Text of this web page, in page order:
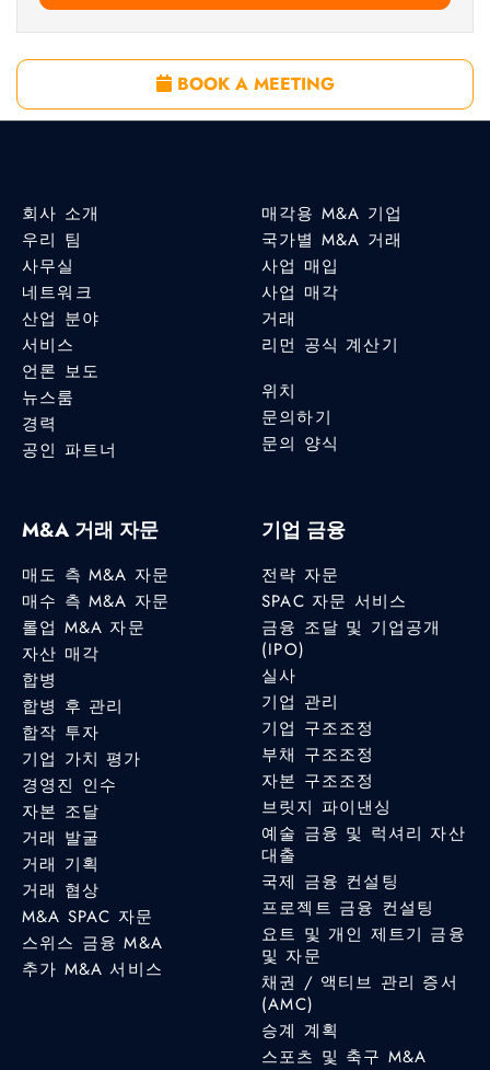
BOOK A MEETING
회사 소개
우리 팀
사무실
네트워크
산업 분야
서비스
언론 보도
뉴스룸
경력
공인 파트너
매각용 M&A 기업
국가별 M&A 거래
사업 매입
사업 매각
거래
리먼 공식 계산기
위치
문의하기
문의 양식
M&A 거래 자문
매도 측 M&A 자문
매수 측 M&A 자문
롤업 M&A 자문
자산 매각
합병
합병 후 관리
합작 투자
기업 가치 평가
경영진 인수
자본 조달
거래 발굴
거래 기획
거래 협상
M&A SPAC 자문
스위스 금융 M&A
추가 M&A 서비스
기업 금융
전략 자문
SPAC 자문 서비스
금융 조달 및 기업공개
(IPO)
실사
기업 관리
기업 구조조정
부채 구조조정
자본 구조조정
브릿지 파이낸싱
예술 금융 및 럭셔리 자산
대출
국제 금융 컨설팅
프로젝트 금융 컨설팅
요트 및 개인 제트기 금융
및 자문
채권 / 액티브 관리 증서
(AMC)
승계 계획
스포츠 및 축구 M&A